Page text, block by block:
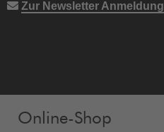
Zur Newsletter Anmeldung
Online-Shop